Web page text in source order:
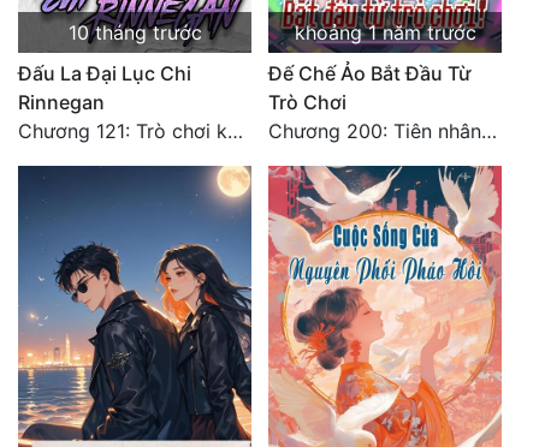
Đam Mỹ
Đẹp
Đẹp Hiệp
Tính Cách Nhân Vật :
Sát Phạt Quyết Đoán
Vô Sỉ
Điềm Đạm
10 tháng trước
Đấu La Đại Lục Chi
Rinnegan
Chương 121: Trò chơi kết thúc!
khoảng 1 năm trước
Đế Chế Ảo Bắt Đầu Từ
Trò Chơi
Chương 200: Tiên nhân lựu đạn và kẻ phá cửa sổ